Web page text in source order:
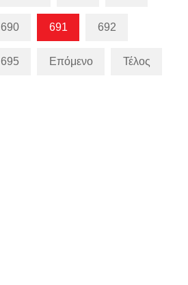
690 691 692
695 Επόμενο Τέλος